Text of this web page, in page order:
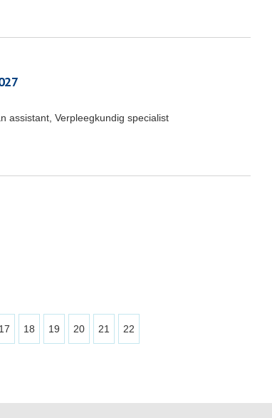
assistant, Verpleegkundig specialist
17 18 19 20 21 22